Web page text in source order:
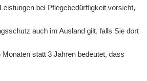
bei Pflegebedürftigkeit vorsieht,
auch im Ausland gilt, falls Sie dort
statt 3 Jahren bedeutet, dass